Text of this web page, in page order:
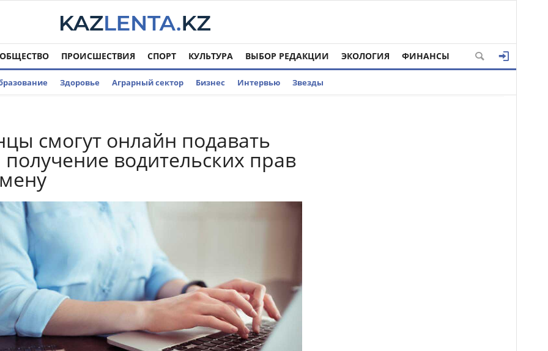
ОБЩЕСТВО ПРОИСШЕСТВИЯ СПОРТ КУЛЬТУРА ВЫБОР РЕДАКЦИИ ЭКОЛОГИЯ ФИНАНСЫ
Здоровье Аграрный сектор Бизнес Интервью Звезды
смогут онлайн подавать
получение водительских прав